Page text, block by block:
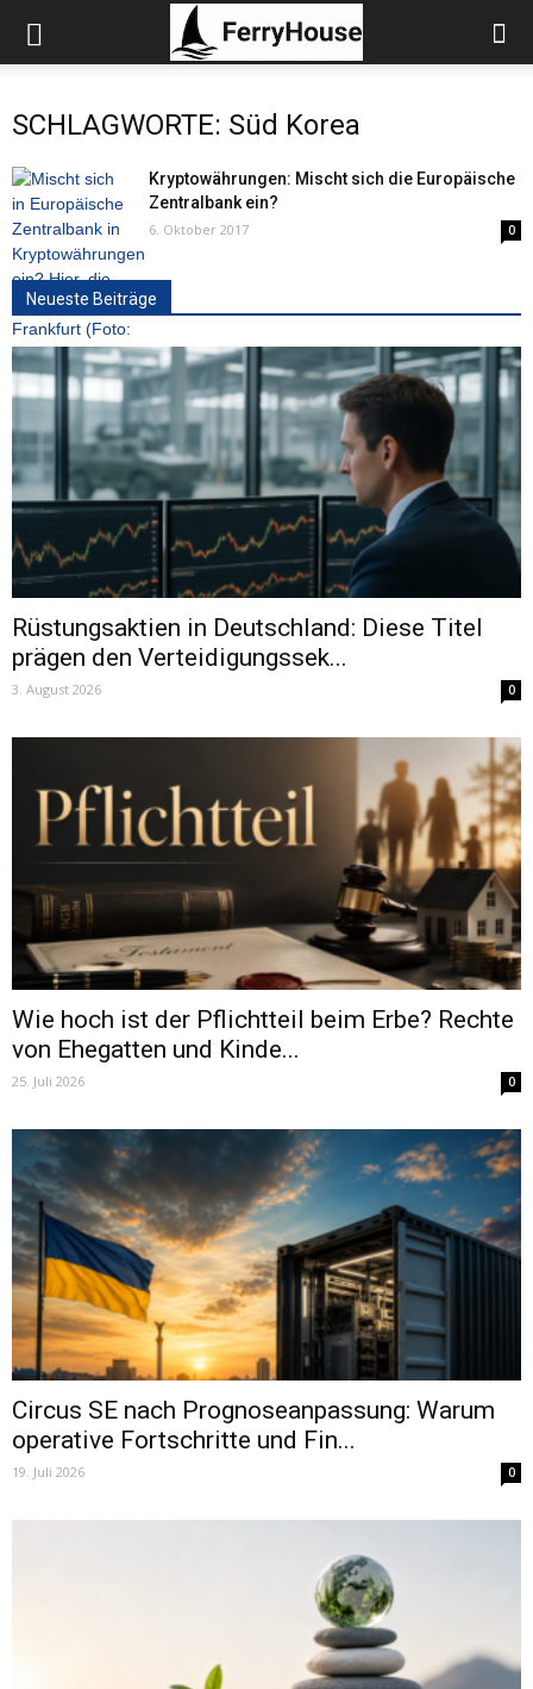
SCHLAGWORTE: Süd Korea
Kryptowährungen: Mischt sich die Europäische
Zentralbank ein?
6. Oktober 2017 0
Neueste Beiträge
Rüstungsaktien in Deutschland: Diese Titel
prägen den Verteidigungssek...
3. August 2026 0
Wie hoch ist der Pflichtteil beim Erbe? Rechte
von Ehegatten und Kinde...
25. Juli 2026 0
Circus SE nach Prognoseanpassung: Warum
operative Fortschritte und Fin...
19. Juli 2026 0